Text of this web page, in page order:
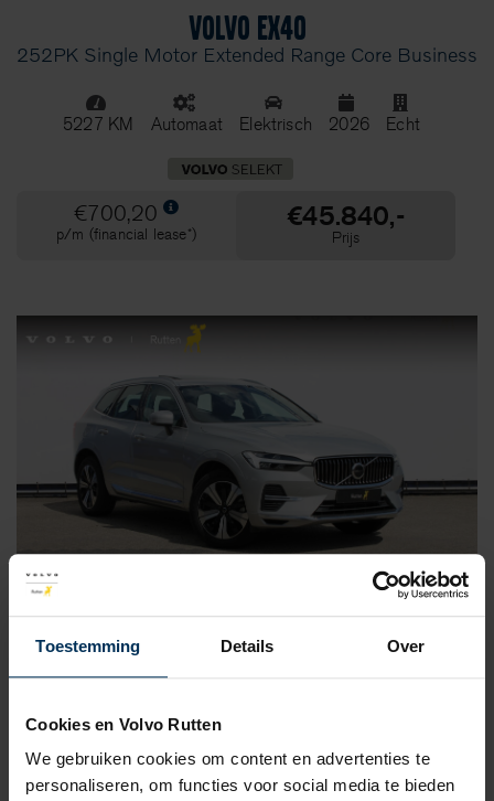
Toestemming Details Over
Cookies en Volvo Rutten
We gebruiken cookies om content en advertenties te
personaliseren, om functies voor social media te bieden
Volvo EX40
252PK Single Motor Extended Range Core Business
5227 KM Automaat Elektrisch 2026 Echt
€700,20
p/m (financial lease*)
€45.840,-
Prijs
Volvo XC60
T6 350PK Long Range Plug-in hybrid AWD Plus
76781 KM